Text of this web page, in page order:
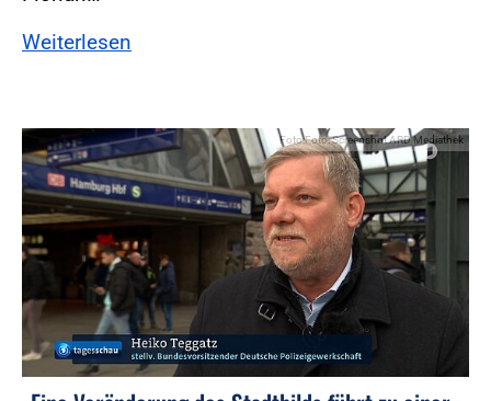
Weiterlesen
Foto:Foto: Screenshot ARD Mediathek